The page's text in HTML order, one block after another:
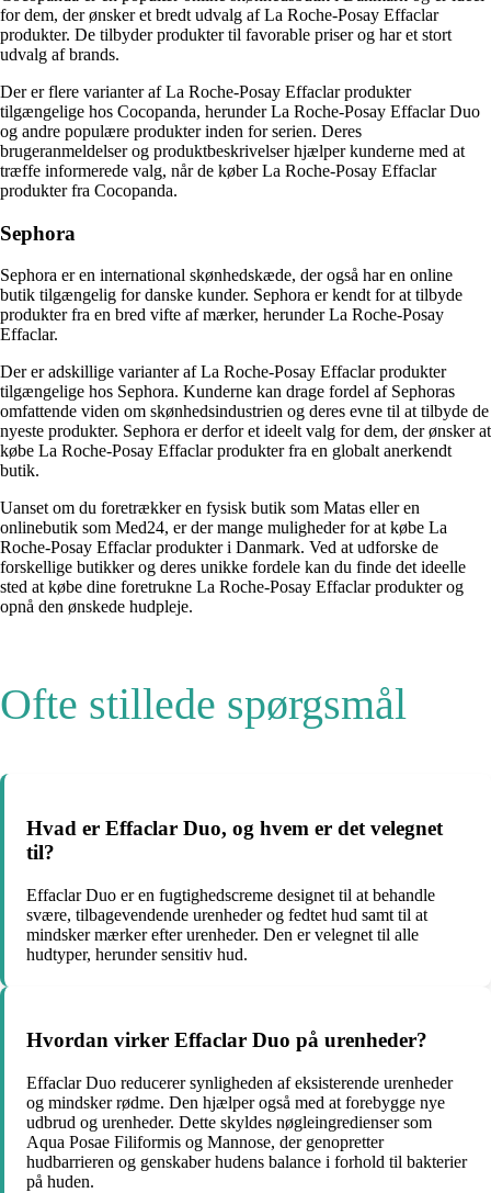
for dem, der ønsker et bredt udvalg af La Roche-Posay Effaclar
produkter. De tilbyder produkter til favorable priser og har et stort
udvalg af brands.
Der er flere varianter af La Roche-Posay Effaclar produkter
tilgængelige hos Cocopanda, herunder La Roche-Posay Effaclar Duo
og andre populære produkter inden for serien. Deres
brugeranmeldelser og produktbeskrivelser hjælper kunderne med at
træffe informerede valg, når de køber La Roche-Posay Effaclar
produkter fra Cocopanda.
Sephora
Sephora er en international skønhedskæde, der også har en online
butik tilgængelig for danske kunder. Sephora er kendt for at tilbyde
produkter fra en bred vifte af mærker, herunder La Roche-Posay
Effaclar.
Der er adskillige varianter af La Roche-Posay Effaclar produkter
tilgængelige hos Sephora. Kunderne kan drage fordel af Sephoras
omfattende viden om skønhedsindustrien og deres evne til at tilbyde de
nyeste produkter. Sephora er derfor et ideelt valg for dem, der ønsker at
købe La Roche-Posay Effaclar produkter fra en globalt anerkendt
butik.
Uanset om du foretrækker en fysisk butik som Matas eller en
onlinebutik som Med24, er der mange muligheder for at købe La
Roche-Posay Effaclar produkter i Danmark. Ved at udforske de
forskellige butikker og deres unikke fordele kan du finde det ideelle
sted at købe dine foretrukne La Roche-Posay Effaclar produkter og
opnå den ønskede hudpleje.
Ofte stillede spørgsmål
Hvad er Effaclar Duo, og hvem er det velegnet
til?
Effaclar Duo er en fugtighedscreme designet til at behandle
svære, tilbagevendende urenheder og fedtet hud samt til at
mindsker mærker efter urenheder. Den er velegnet til alle
hudtyper, herunder sensitiv hud.
Hvordan virker Effaclar Duo på urenheder?
Effaclar Duo reducerer synligheden af eksisterende urenheder
og mindsker rødme. Den hjælper også med at forebygge nye
udbrud og urenheder. Dette skyldes nøgleingredienser som
Aqua Posae Filiformis og Mannose, der genopretter
hudbarrieren og genskaber hudens balance i forhold til bakterier
på huden.